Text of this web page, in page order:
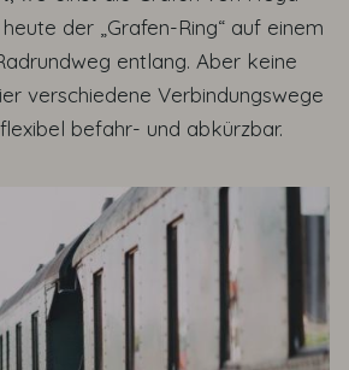
der „Grafen-Ring“ auf einem
entlang. Aber keine
verschiedene Verbindungswege
befahr- und abkürzbar.